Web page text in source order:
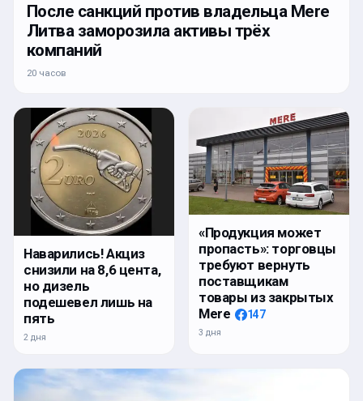
После санкций против владельца Mere
Литва заморозила активы трёх
компаний
20 часов
Наварились! Акциз
снизили на 8,6 цента,
но дизель
подешевел лишь на
пять
2 дня
«Продукция может
пропасть»: торговцы
требуют вернуть
поставщикам
товары из закрытых
Mere
147
3 дня